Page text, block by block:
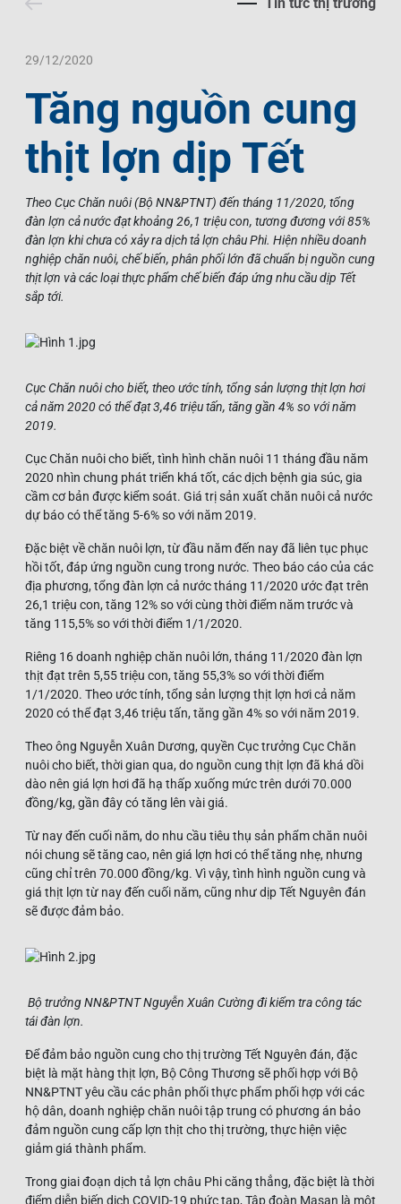
Tin Đầu Tư Tại Việt Nam
Thông Cáo Báo Chí
Ngôn Ngữ
VI
29/12/2020
Tăng nguồn cung
thịt lợn dịp Tết
Theo Cục Chăn nuôi (Bộ NN&PTNT) đến tháng 11/2020, tổng
đàn lợn cả nước đạt khoảng 26,1 triệu con, tương đương với 85%
đàn lợn khi chưa có xảy ra dịch tả lợn châu Phi. Hiện nhiều doanh
nghiệp chăn nuôi, chế biến, phân phối lớn đã chuẩn bị nguồn cung
thịt lợn và các loại thực phẩm chế biến đáp ứng nhu cầu dịp Tết
sắp tới.
Cục Chăn nuôi cho biết, theo ước tính, tổng sản lượng thịt lợn hơi
cả năm 2020 có thể đạt 3,46 triệu tấn, tăng gần 4% so với năm
2019.
Cục Chăn nuôi cho biết, tình hình chăn nuôi 11 tháng đầu năm
2020 nhìn chung phát triển khá tốt, các dịch bệnh gia súc, gia
cầm cơ bản được kiểm soát. Giá trị sản xuất chăn nuôi cả nước
dự báo có thể tăng 5-6% so với năm 2019.
Đặc biệt về chăn nuôi lợn, từ đầu năm đến nay đã liên tục phục
hồi tốt, đáp ứng nguồn cung trong nước. Theo báo cáo của các
địa phương, tổng đàn lợn cả nước tháng 11/2020 ước đạt trên
26,1 triệu con, tăng 12% so với cùng thời điểm năm trước và
tăng 115,5% so với thời điểm 1/1/2020.
Riêng 16 doanh nghiệp chăn nuôi lớn, tháng 11/2020 đàn lợn
thịt đạt trên 5,55 triệu con, tăng 55,3% so với thời điểm
1/1/2020. Theo ước tính, tổng sản lượng thịt lợn hơi cả năm
2020 có thể đạt 3,46 triệu tấn, tăng gần 4% so với năm 2019.
Theo ông Nguyễn Xuân Dương, quyền Cục trưởng Cục Chăn
nuôi cho biết, thời gian qua, do nguồn cung thịt lợn đã khá dồi
dào nên giá lợn hơi đã hạ thấp xuống mức trên dưới 70.000
đồng/kg, gần đây có tăng lên vài giá.
Từ nay đến cuối năm, do nhu cầu tiêu thụ sản phẩm chăn nuôi
nói chung sẽ tăng cao, nên giá lợn hơi có thể tăng nhẹ, nhưng
cũng chỉ trên 70.000 đồng/kg. Vì vậy, tình hình nguồn cung và
giá thịt lợn từ nay đến cuối năm, cũng như dịp Tết Nguyên đán
sẽ được đảm bảo.
Bộ trưởng NN&PTNT Nguyễn Xuân Cường đi kiểm tra công tác
tái đàn lợn.
Để đảm bảo nguồn cung cho thị trường Tết Nguyên đán, đặc
biệt là mặt hàng thịt lợn, Bộ Công Thương sẽ phối hợp với Bộ
NN&PTNT yêu cầu các phân phối thực phẩm phối hợp với các
hộ dân, doanh nghiệp chăn nuôi tập trung có phương án bảo
đảm nguồn cung cấp lợn thịt cho thị trường, thực hiện việc
giảm giá thành phẩm.
Trong giai đoạn dịch tả lợn châu Phi căng thẳng, đặc biệt là thời
điểm diễn biến dịch COVID-19 phức tạp, Tập đoàn Masan là một